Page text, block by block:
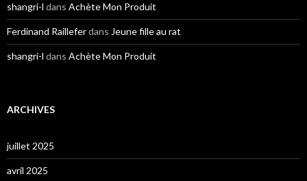
shangri-l dans Achète Mon Produit
Ferdinand Railleferdans Jeune fille au rat
shangri-l dans Achète Mon Produit
ARCHIVES
juillet 2025
avril 2025